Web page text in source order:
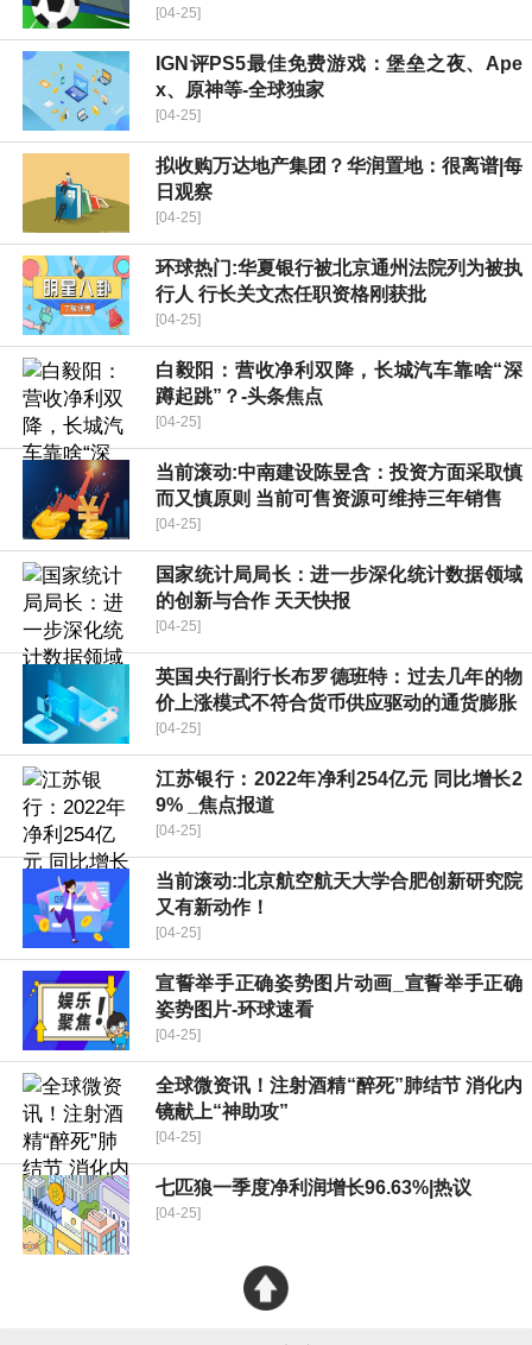
[04-25]
IGN评PS5最佳免费游戏：堡垒之夜、Ape
x、原神等-全球独家
[04-25]
拟收购万达地产集团？华润置地：很离谱|每
日观察
[04-25]
环球热门:华夏银行被北京通州法院列为被执
行人 行长关文杰任职资格刚获批
[04-25]
白毅阳：营收净利双降，长城汽车靠啥“深
蹲起跳”？-头条焦点
[04-25]
当前滚动:中南建设陈昱含：投资方面采取慎
而又慎原则 当前可售资源可维持三年销售
[04-25]
国家统计局局长：进一步深化统计数据领域
的创新与合作 天天快报
[04-25]
英国央行副行长布罗德班特：过去几年的物
价上涨模式不符合货币供应驱动的通货膨胀
[04-25]
江苏银行：2022年净利254亿元 同比增长2
9% _焦点报道
[04-25]
当前滚动:北京航空航天大学合肥创新研究院
又有新动作！
[04-25]
宣誓举手正确姿势图片动画_宣誓举手正确
姿势图片-环球速看
[04-25]
全球微资讯！注射酒精“醉死”肺结节 消化内
镜献上“神助攻”
[04-25]
七匹狼一季度净利润增长96.63%|热议
[04-25]